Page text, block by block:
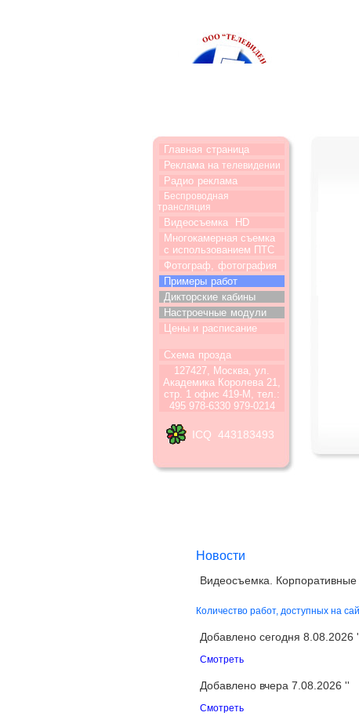
Главная страница
Реклама на телевидении
Радио реклама
Беспроводная
трансляция
Видеосъемка
HD
Многокамерная съемка
с использованием ПТС
Фотограф, фотография
Примеры работ
Дикторские кабины
Настроечные модули
Цены и расписание
Схема прозда
127427, Москва, ул.
Академика Королева 21,
стр. 1 офис 419-М, тел.:
495 978-6330 979-0214
ICQ 443183493
Новости
Видеосъемка.
Количество работ, доступных на
Добавлено сегодня 8.08.2026
Смотреть
Добавлено вчера 7.08.2026 ''
Смотреть